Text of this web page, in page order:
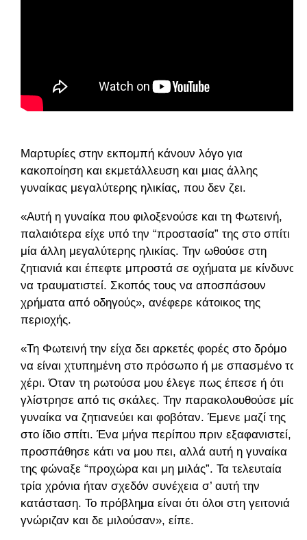
Μαρτυρίες στην εκπομπή κάνουν λόγο για
κακοποίηση και εκμετάλλευση και μιας άλλης
γυναίκας μεγαλύτερης ηλικίας, που δεν ζει.
«Αυτή η γυναίκα που φιλοξενούσε και τη Φωτεινή,
παλαιότερα είχε υπό την “προστασία” της στο σπίτι
μία άλλη μεγαλύτερης ηλικίας. Την ωθούσε στη
ζητιανιά και έπεφτε μπροστά σε οχήματα με κίνδυνο
να τραυματιστεί. Σκοπός τους να αποσπάσουν
χρήματα από οδηγούς», ανέφερε κάτοικος της
περιοχής.
«Τη Φωτεινή την είχα δει αρκετές φορές στο δρόμο
να είναι χτυπημένη στο πρόσωπο ή με σπασμένο το
χέρι. Όταν τη ρωτούσα μου έλεγε πως έπεσε ή ότι
γλίστρησε από τις σκάλες. Την παρακολουθούσε μία
γυναίκα να ζητιανεύει και φοβόταν. Έμενε μαζί της
στο ίδιο σπίτι. Ένα μήνα περίπου πριν εξαφανιστεί,
προσπάθησε κάτι να μου πει, αλλά αυτή η γυναίκα
της φώναξε “προχώρα και μη μιλάς”. Τα τελευταία
τρία χρόνια ήταν σχεδόν συνέχεια σ’ αυτή την
κατάσταση. Το πρόβλημα είναι ότι όλοι στη γειτονιά
γνώριζαν και δε μιλούσαν», είπε.